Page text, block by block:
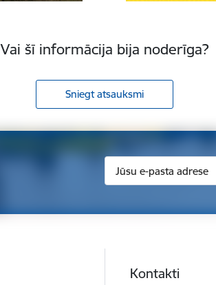
Vai šī informācija bija noderīga?
Sniegt atsauksmi
Kontakti